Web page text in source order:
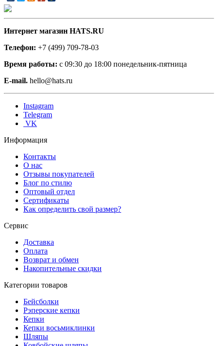
Интернет магазин HATS.RU
Телефон: +7 (499) 709-78-03
Время работы: с 09:30 до 18:00 понедельник-пятница
E-mail. hello@hats.ru
Instagram
Telegram
VK
Информация
Контакты
О нас
Отзывы покупателей
Блог по стилю
Оптовый отдел
Сертификаты
Как определить свой размер?
Сервис
Доставка
Оплата
Возврат и обмен
Накопительные скидки
Категории товаров
Бейсболки
Рэперские кепки
Кепки
Кепки восьмиклинки
Шляпы